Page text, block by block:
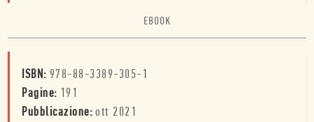
EBOOK
ISBN: 978-88-3389-305-1
Pagine: 191
Pubblicazione: ott 2021